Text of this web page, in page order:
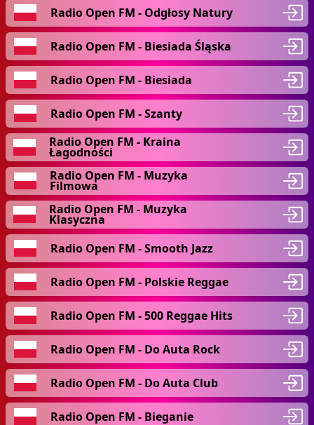
Radio Open FM - Odgłosy Natury
Radio Open FM - Biesiada Śląska
Radio Open FM - Biesiada
Radio Open FM - Szanty
Radio Open FM - Kraina
Łagodności
Radio Open FM - Muzyka
Filmowa
Radio Open FM - Muzyka
Klasyczna
Radio Open FM - Smooth Jazz
Radio Open FM - Polskie Reggae
Radio Open FM - 500 Reggae Hits
Radio Open FM - Do Auta Rock
Radio Open FM - Do Auta Club
Radio Open FM - Bieganie